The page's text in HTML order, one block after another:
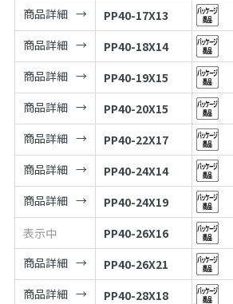
商品詳細
PP40-17X13
商品詳細
PP40-18X14
商品詳細
PP40-19X15
商品詳細
PP40-20X15
商品詳細
PP40-22X17
商品詳細
PP40-24X14
商品詳細
PP40-24X19
表示中
PP40-26X16
商品詳細
PP40-26X21
商品詳細
PP40-28X18